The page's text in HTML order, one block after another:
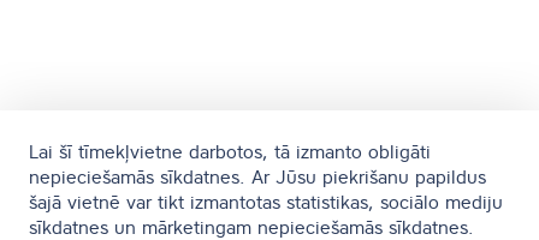
Lai šī tīmekļvietne darbotos, tā izmanto obligāti
nepieciešamās sīkdatnes. Ar Jūsu piekrišanu papildus
šajā vietnē var tikt izmantotas statistikas, sociālo mediju
sīkdatnes un mārketingam nepieciešamās sīkdatnes.